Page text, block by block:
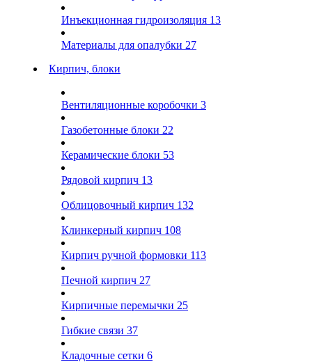
Инъекционная гидроизоляция 13
Материалы для опалубки 27
Кирпич, блоки
Вентиляционные коробочки 3
Газобетонные блоки 22
Керамические блоки 53
Рядовой кирпич 13
Облицовочный кирпич 132
Клинкерный кирпич 108
Кирпич ручной формовки 113
Печной кирпич 27
Кирпичные перемычки 25
Гибкие связи 37
Кладочные сетки 6